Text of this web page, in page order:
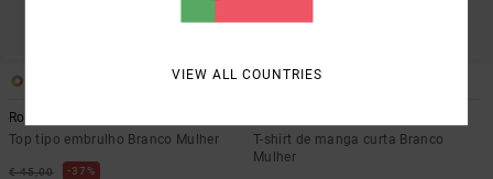
Roma
Top tipo embrulho Branco Mulher
€ 45,00 37%
1
T-shirt de manga curta Branco
Mulher
VIEW ALL COUNTRIES